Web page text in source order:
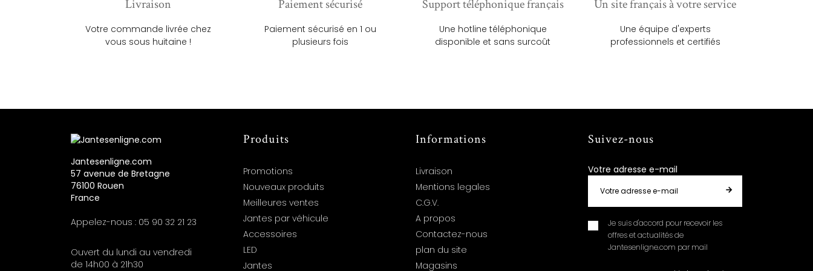
Livraison
Votre commande livrée chez
vous sous huitaine !
Paiement sécurisé
Paiement sécurisé en 1 ou
plusieurs fois
Support téléphonique français
Une hotline téléphonique
disponible et sans surcoût
Un site français à votre service
Une équipe d'experts
professionnels et certifiés
Jantesenligne.com
57 avenue de Bretagne
76100 Rouen
France
Appelez-nous : 05 90 32 21 23
Ouvert du lundi au vendredi
de 14h00 à 21h30
Produits
Promotions
Nouveaux produits
Meilleures ventes
Jantes par véhicule
Accessoires
LED
Jantes
Informations
Livraison
Mentions legales
C.G.V.
A propos
Contactez-nous
plan du site
Magasins
Suivez-nous
Votre adresse e-mail
Je suis d'accord pour recevoir les
offres et actualités de
Jantesenligne.com par mail